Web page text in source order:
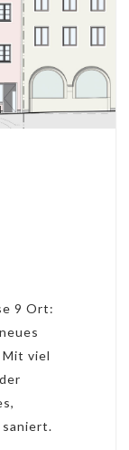
9 Ort:
Mit viel
saniert.